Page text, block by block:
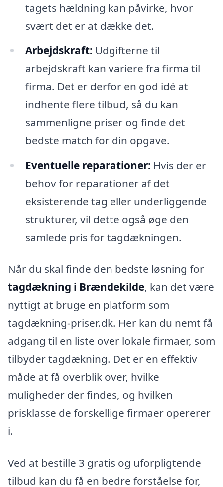
tagets hældning kan påvirke, hvor
svært det er at dække det.
Arbejdskraft: Udgifterne til
arbejdskraft kan variere fra firma til
firma. Det er derfor en god idé at
indhente flere tilbud, så du kan
sammenligne priser og finde det
bedste match for din opgave.
Eventuelle reparationer: Hvis der er
behov for reparationer af det
eksisterende tag eller underliggende
strukturer, vil dette også øge den
samlede pris for tagdækningen.
Når du skal finde den bedste løsning for
tagdækning i Brændekilde, kan det være
nyttigt at bruge en platform som
tagdækning-priser.dk. Her kan du nemt få
adgang til en liste over lokale firmaer, som
tilbyder tagdækning. Det er en effektiv
måde at få overblik over, hvilke
muligheder der findes, og hvilken
prisklasse de forskellige firmaer opererer
i.
Ved at bestille 3 gratis og uforpligtende
tilbud kan du få en bedre forståelse for,